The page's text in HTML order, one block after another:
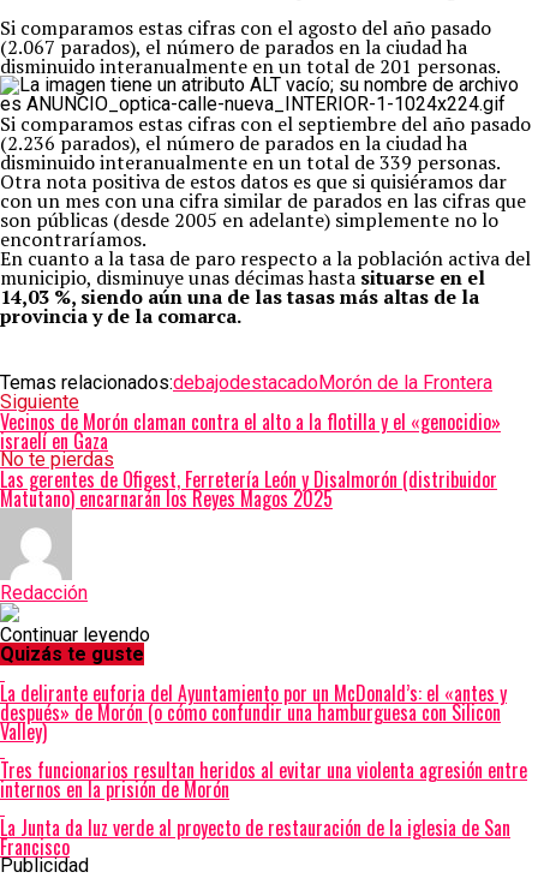
Si comparamos estas cifras con el agosto del año pasado
(2.067 parados), el número de parados en la ciudad ha
disminuido interanualmente en un total de 201 personas.
Si comparamos estas cifras con el septiembre del año pasado
(2.236 parados), el número de parados en la ciudad ha
disminuido interanualmente en un total de 339 personas.
Otra nota positiva de estos datos es que si quisiéramos dar
con un mes con una cifra similar de parados en las cifras que
son públicas (desde 2005 en adelante) simplemente no lo
encontraríamos.
En cuanto a la tasa de paro respecto a la población activa del
municipio, disminuye unas décimas hastasituarse en el
14,03 %, siendo aún una de las tasas más altas de la
provincia y de la comarca.
Temas relacionados:debajodestacadoMorón de la Frontera
Siguiente
Vecinos de Morón claman contra el alto a la flotilla y el «genocidio»
israelí en Gaza
No te pierdas
Las gerentes de Ofigest, Ferretería León y Disalmorón (distribuidor
Matutano) encarnarán los Reyes Magos 2025
Redacción
Continuar leyendo
Quizás te guste
La delirante euforia del Ayuntamiento por un McDonald’s: el «antes y
después» de Morón (o cómo confundir una hamburguesa con Silicon
Valley)
Tres funcionarios resultan heridos al evitar una violenta agresión entre
internos en la prisión de Morón
La Junta da luz verde al proyecto de restauración de la iglesia de San
Francisco
Publicidad